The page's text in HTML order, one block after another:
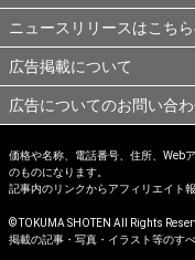
ニュースリリースはこち
広告掲載について
広告についてのお問い合
価格や名称、電話番号、住所、Web
のものになります。
記事内のリンクからアフィリエイト
© TOKUMA SHOTEN All Rights
掲載の記事・写真・イラスト等のす